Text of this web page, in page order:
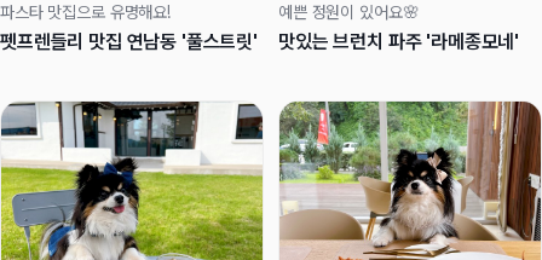
파스타 맛집으로 유명해요!
펫프렌들리 맛집 연남동 '풀스트릿'
예쁜 정원이 있어요🌸
맛있는 브런치 파주 '라메종모네'